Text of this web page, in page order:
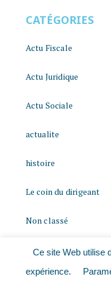
CATÉGORIES
Actu Fiscale
Actu Juridique
Actu Sociale
actualite
histoire
Le coin du dirigeant
Non classé
quizz
Ce site Web utilise
expérience.